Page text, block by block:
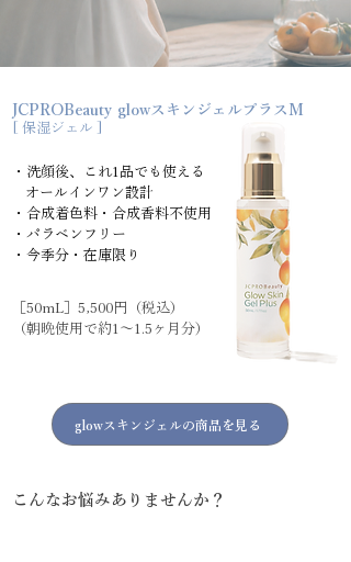
JCPROBeauty glowスキンジェルプラスM
[ 保湿ジェル ]
・洗顔後、
これ1品でも使える
オールインワン設計
・合成着色料・合成香料不使用
・パラベンフリー
・今季分・在庫限り
［50mL］5,500円（税込）
（朝晩使用で約1〜1.5ヶ月分）
glowスキンジェルの商品を見る
こんなお悩みありませんか？